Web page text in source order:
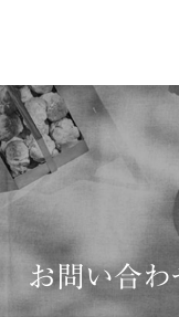
お問い合